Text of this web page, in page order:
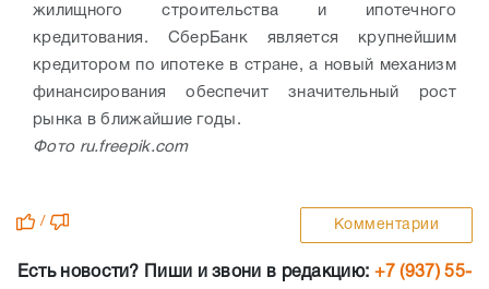
жилищного строительства и ипотечного
кредитования. СберБанк является крупнейшим
кредитором по ипотеке в стране, а новый механизм
финансирования обеспечит значительный рост
рынка в ближайшие годы.
Фото ru.freepik.com
/ Комментарии
Есть новости? Пиши и звони в редакцию: +7 (937) 55-